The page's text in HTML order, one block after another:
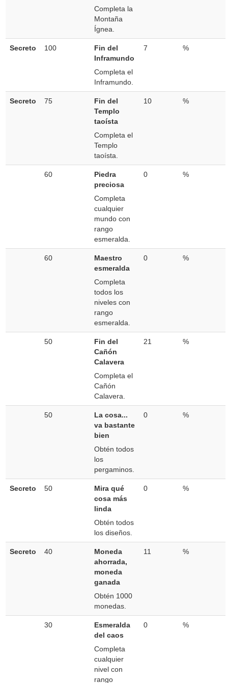
Completa la
Montaña
Ígnea.
Secreto 100
Fin del
Inframundo
Completa el
Inframundo.
7 %
Secreto 75
Fin del
Templo
taoísta
Completa el
Templo
taoísta.
10 %
60
Piedra
preciosa
Completa
cualquier
mundo con
rango
esmeralda.
0 %
60
Maestro
esmeralda
Completa
todos los
niveles con
rango
esmeralda.
0 %
50
Fin del
Cañón
Calavera
Completa el
Cañón
Calavera.
21 %
50
La cosa...
va bastante
bien
Obtén todos
los
pergaminos.
0 %
Secreto 50
Mira qué
cosa más
linda
Obtén todos
los diseños.
0 %
Secreto 40
Moneda
ahorrada,
moneda
ganada
Obtén 1000
monedas.
11 %
30
Esmeralda
del caos
Completa
cualquier
nivel con
rango
0 %